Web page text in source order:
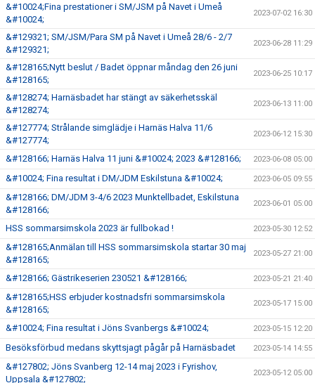
&#10024;Fina prestationer i SM/JSM på Navet i Umeå
&#10024;
2023-07-02 16:30
&#129321; SM/JSM/Para SM på Navet i Umeå 28/6 - 2/7
&#129321;
2023-06-28 11:29
&#128165;Nytt beslut / Badet öppnar måndag den 26 juni
&#128165;
2023-06-25 10:17
&#128274; Harnäsbadet har stängt av säkerhetsskäl
&#128274;
2023-06-13 11:00
&#127774; Strålande simglädje i Harnäs Halva 11/6
&#127774;
2023-06-12 15:30
&#128166; Harnäs Halva 11 juni &#10024; 2023 &#128166; 2023-06-08 05:00
&#10024; Fina resultat i DM/JDM Eskilstuna &#10024; 2023-06-05 09:55
&#128166; DM/JDM 3-4/6 2023 Munktellbadet, Eskilstuna
&#128166;
2023-06-01 05:00
HSS sommarsimskola 2023 är fullbokad ! 2023-05-30 12:52
&#128165;Anmälan till HSS sommarsimskola startar 30 maj
&#128165;
2023-05-27 21:00
&#128166; Gästrikeserien 230521 &#128166; 2023-05-21 21:40
&#128165;HSS erbjuder kostnadsfri sommarsimskola
&#128165;
2023-05-17 15:00
&#10024; Fina resultat i Jöns Svanbergs &#10024; 2023-05-15 12:20
Besöksförbud medans skyttsjagt pågår på Harnäsbadet 2023-05-14 14:55
&#127802; Jöns Svanberg 12-14 maj 2023 i Fyrishov,
Uppsala &#127802;
2023-05-12 05:00